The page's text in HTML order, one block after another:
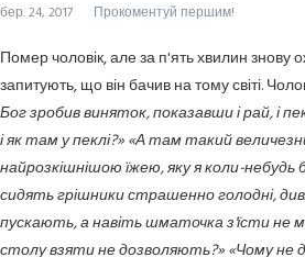
бер. 24, 2017 Прокоментуй першим!
Помер чоловік, але за п'ять хвилин знову
запитують, що він бачив на тому світі.
Бог зробив виняток, показавши і рай, і
і як там у пеклі?» «А там такий
найрозкішнішою їжею, яку я коли-
сидять грішники страшенно голодні,
пускають, а навіть шматочка з'їсти не
столу взяти не дозволяють?» «Чому не